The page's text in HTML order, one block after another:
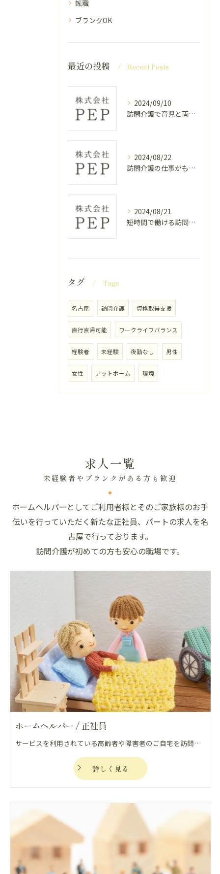
転職
ブランクOK
最近の投稿 Recent Posts
2024/09/10
訪問介護で育児と両立する方法
2024/08/22
訪問介護の仕事がもたらす幸せとは
2024/08/21
短時間で働ける訪問介護の楽しさ
タグ Tags
名古屋 訪問介護 資格取得支援
直行直帰可能 ワークライフバランス
経験者 未経験 夜勤なし 男性
女性 アットホーム 環境
未経験者やブランクがある方も歓迎
求人一覧
ホームヘルパーとしてご利用者様とそのご家族様のお手
伝いを行っていただく新たな正社員、パートの求人を名
古屋で行っております。
訪問介護が初めての方も安心の職場です。
ホームヘルパー / 正社員
サービスを利用されている高齢者や障害者のご自宅を訪問し、食事、排泄、入浴、家事などの介助を行い、利用者の生活や心身を自立支援、重度化防止の観点から支える仕事になります。
詳しく見る